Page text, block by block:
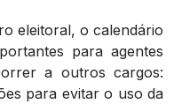
eleitoral, o calendário
para agentes
a outros cargos:
para evitar o uso da